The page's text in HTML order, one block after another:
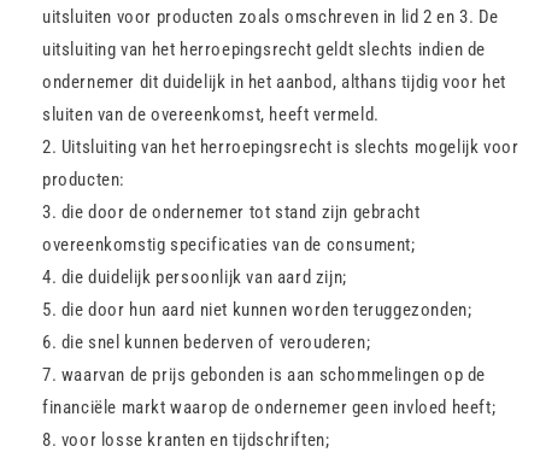
uitsluiten voor producten zoals omschreven in lid 2 en 3. De
uitsluiting van het herroepingsrecht geldt slechts indien de
ondernemer dit duidelijk in het aanbod, althans tijdig voor het
sluiten van de overeenkomst, heeft vermeld.
Uitsluiting van het herroepingsrecht is slechts mogelijk voor
producten:
die door de ondernemer tot stand zijn gebracht
overeenkomstig specificaties van de consument;
die duidelijk persoonlijk van aard zijn;
die door hun aard niet kunnen worden teruggezonden;
die snel kunnen bederven of verouderen;
waarvan de prijs gebonden is aan schommelingen op de
financiële markt waarop de ondernemer geen invloed heeft;
voor losse kranten en tijdschriften;